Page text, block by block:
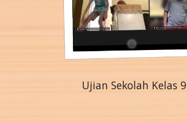
Ujian Sekolah Kelas 9